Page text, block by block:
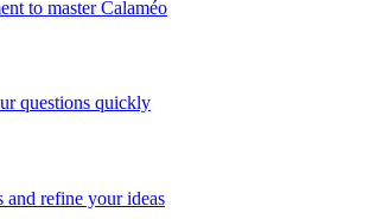
to master Calaméo
questions quickly
and refine your ideas